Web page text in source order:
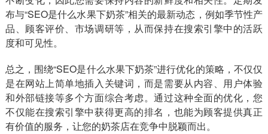
布与“SEO是什么水果下奶茶”相关的最新动态，例如季节性产
品、顾客评价、市场调研等，从而保持在搜索引擎中的活跃
度和可见性。
总之，围绕“SEO是什么水果下奶茶”进行优化的策略，不仅仅
是在网站上简单地插入关键词，而是需要从内容、用户体验
和外部链接等多个方面综合考虑。通过这种全面的优化，您
不仅能在搜索引擎中获得更高的排名，也能为顾客提供真正
有价值的服务，让您的奶茶店在竞争中脱颖而出。